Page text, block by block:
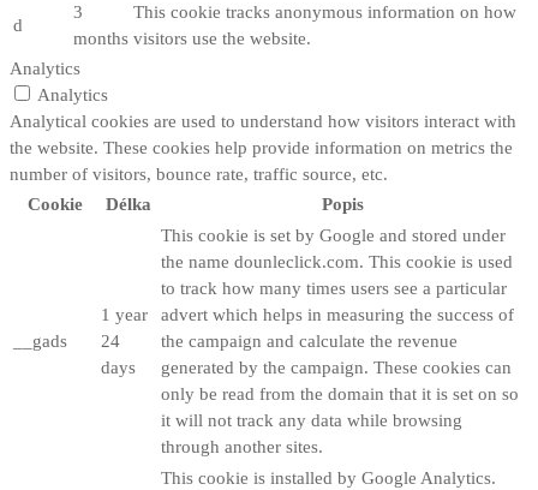
d
3
months
This cookie tracks anonymous information on how
visitors use the website.
Analytics
Analytics
Analytical cookies are used to understand how visitors interact with
the website. These cookies help provide information on metrics the
number of visitors, bounce rate, traffic source, etc.
Cookie
Délka Popis
__gads
1 year
24
days
This cookie is set by Google and stored under
the name dounleclick.com. This cookie is used
to track how many times users see a particular
advert which helps in measuring the success of
the campaign and calculate the revenue
generated by the campaign. These cookies can
only be read from the domain that it is set on so
it will not track any data while browsing
through another sites.
This cookie is installed by Google Analytics.